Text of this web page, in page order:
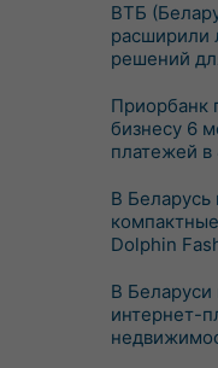
ВТБ
расширили
решений
Приорбанк
бизнесу 6
платежей в
В Беларусь
Dolphin
В Беларуси
интернет-